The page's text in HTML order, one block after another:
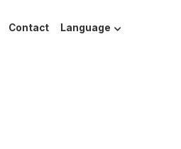
Contact Language